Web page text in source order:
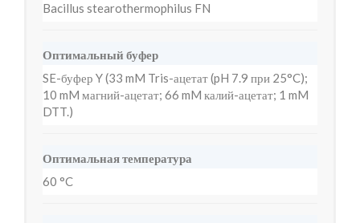
Bacillus stearothermophilus FN
Оптимальный буфер
SE-буфер Y (33 mM Tris-ацетат (pH 7.9 при 25°C);
10 mM магний-ацетат; 66 mM калий-ацетат; 1 mM
DTT.)
Оптимальная температура
60 °C